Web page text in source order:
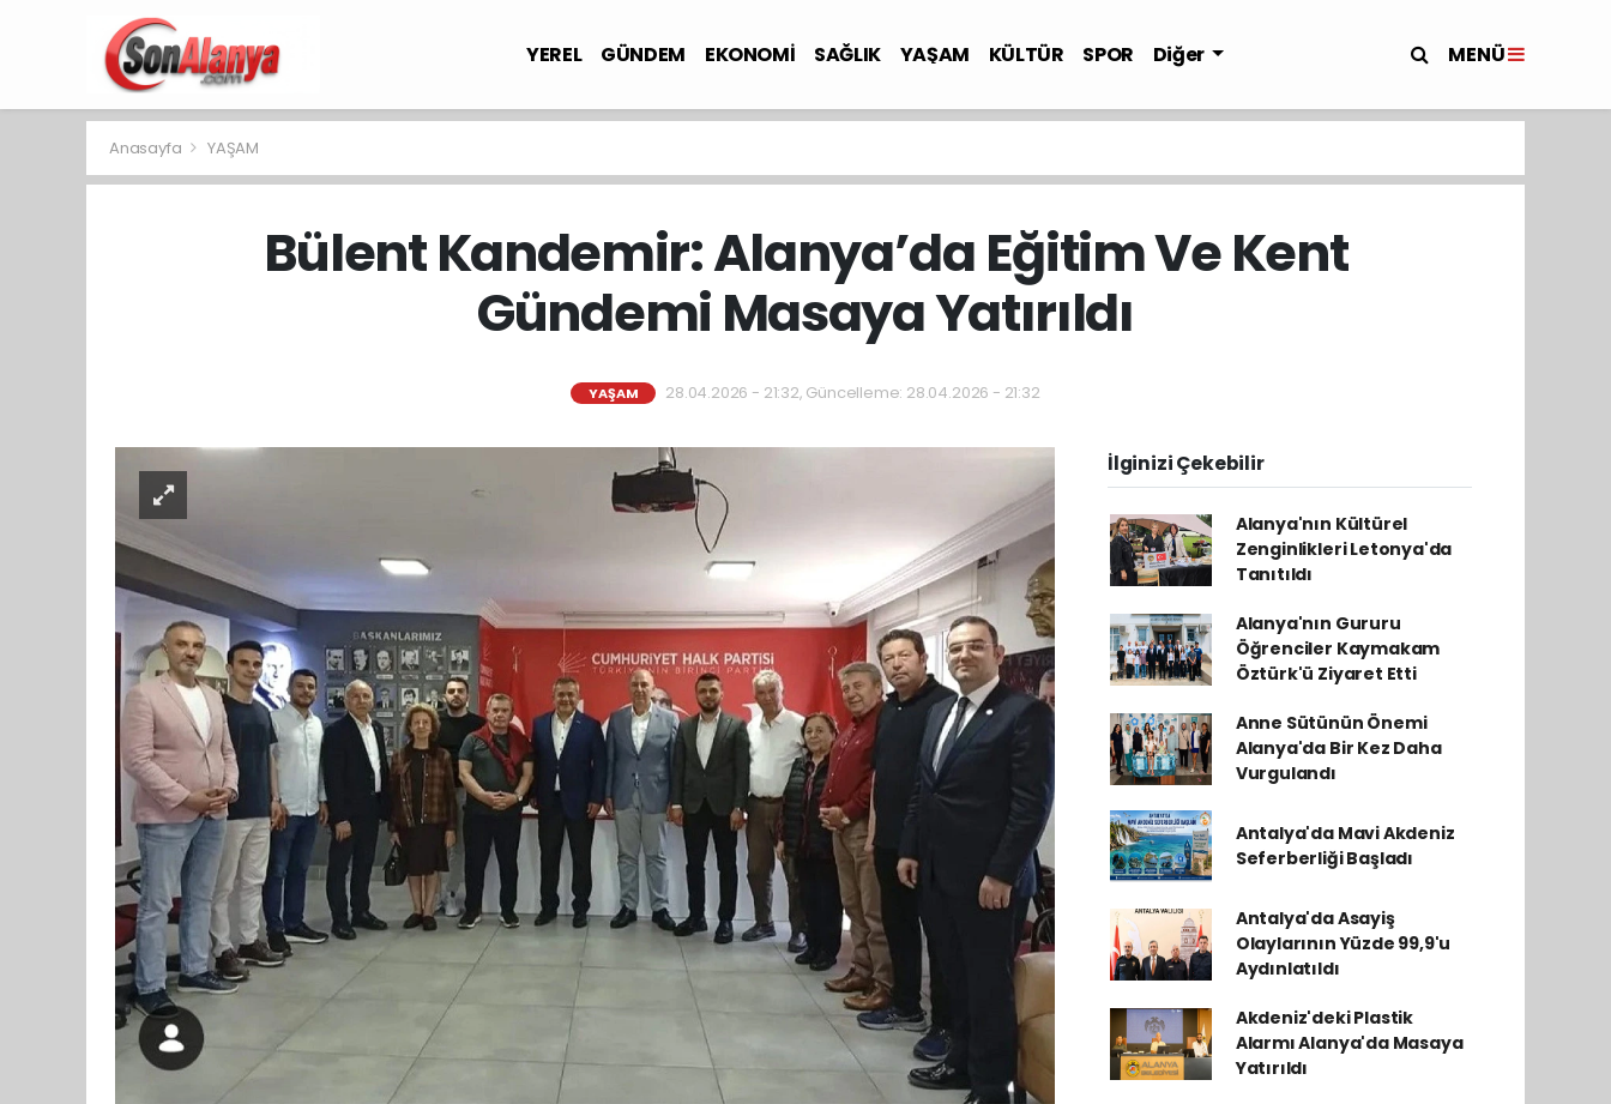
YEREL GÜNDEM EKONOMİ SAĞLIK YAŞAM KÜLTÜR SPOR Diğer MENÜ
Anasayfa YAŞAM
Bülent Kandemir: Alanya’da Eğitim Ve Kent
Gündemi Masaya Yatırıldı
YAŞAM 28.04.2026 - 21:32, Güncelleme: 28.04.2026 - 21:32
İlginizi Çekebilir
Alanya'nın Kültürel
Zenginlikleri Letonya'da
Tanıtıldı
Alanya'nın Gururu
Öğrenciler Kaymakam
Öztürk'ü Ziyaret Etti
Anne Sütünün Önemi
Alanya'da Bir Kez Daha
Vurgulandı
Antalya'da Mavi Akdeniz
Seferberliği Başladı
Antalya'da Asayiş
Olaylarının Yüzde 99,9'u
Aydınlatıldı
Akdeniz'deki Plastik
Alarmı Alanya'da Masaya
Yatırıldı